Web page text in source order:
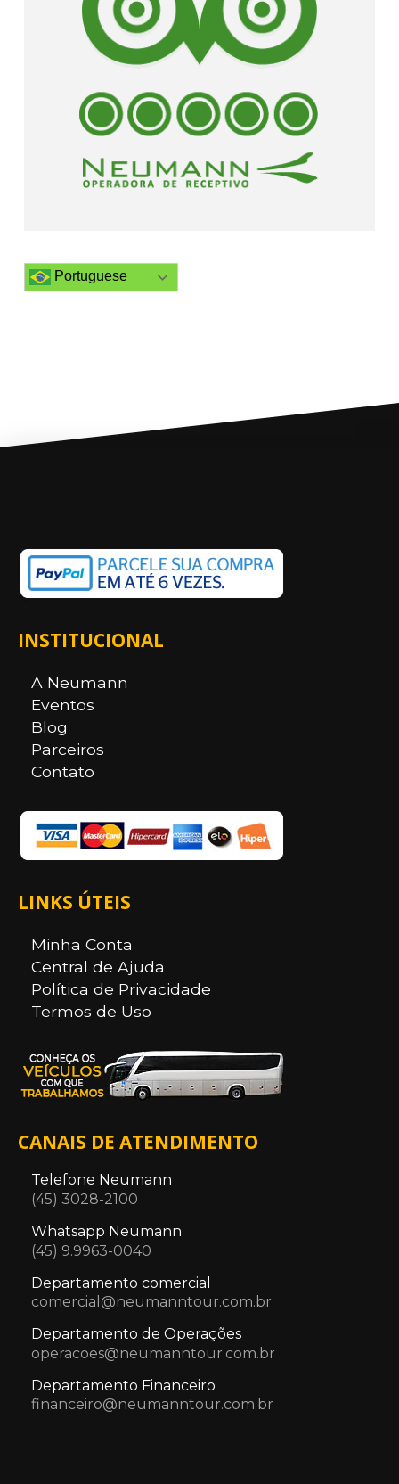
Portuguese
INSTITUCIONAL
A Neumann
Eventos
Blog
Parceiros
Contato
LINKS ÚTEIS
Minha Conta
Central de Ajuda
Política de Privacidade
Termos de Uso
CANAIS DE ATENDIMENTO
Telefone Neumann
(45) 3028-2100
Whatsapp Neumann
(45) 9.9963-0040
Departamento comercial
comercial@neumanntour.com.br
Departamento de Operações
operacoes@neumanntour.com.br
Departamento Financeiro
financeiro@neumanntour.com.br